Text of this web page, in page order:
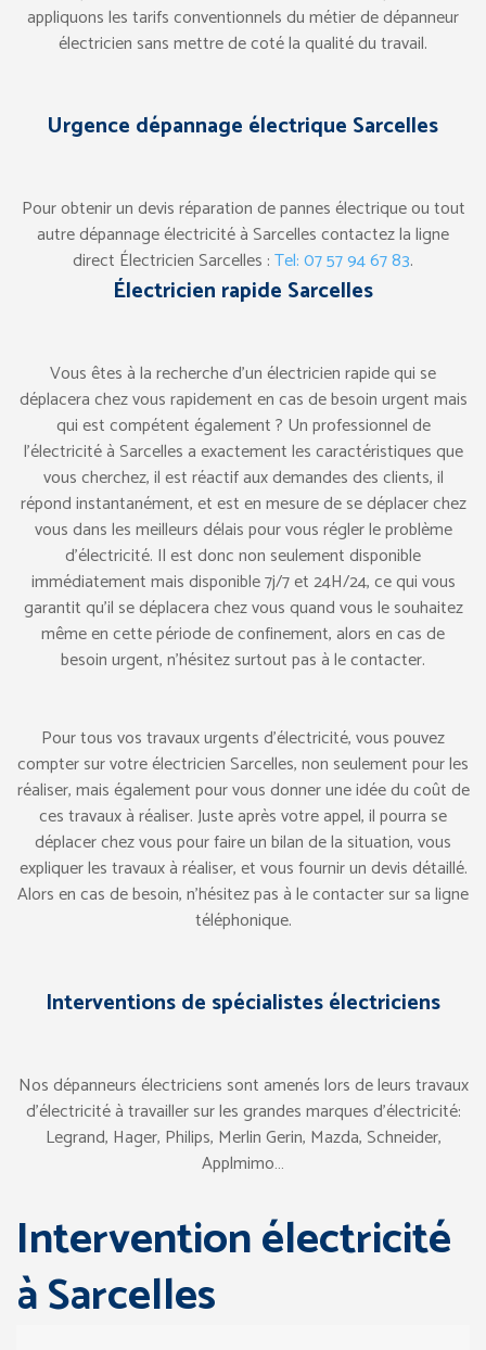
appliquons les tarifs conventionnels du métier de dépanneur
électricien sans mettre de coté la qualité du travail.
Urgence dépannage électrique Sarcelles
Pour obtenir un devis réparation de pannes électrique ou tout
autre dépannage électricité à Sarcelles contactez la ligne
direct Électricien Sarcelles :Tel: 07 57 94 67 83.
Électricien rapide Sarcelles
Vous êtes à la recherche d’un électricien rapide qui se
déplacera chez vous rapidement en cas de besoin urgent mais
qui est compétent également ? Un professionnel de
l’électricité à Sarcelles a exactement les caractéristiques que
vous cherchez, il est réactif aux demandes des clients, il
répond instantanément, et est en mesure de se déplacer chez
vous dans les meilleurs délais pour vous régler le problème
d’électricité. Il est donc non seulement disponible
immédiatement mais disponible 7j/7 et 24H/24, ce qui vous
garantit qu’il se déplacera chez vous quand vous le souhaitez
même en cette période de confinement, alors en cas de
besoin urgent, n’hésitez surtout pas à le contacter.
Pour tous vos travaux urgents d’électricité, vous pouvez
compter sur votre électricien Sarcelles, non seulement pour les
réaliser, mais également pour vous donner une idée du coût de
ces travaux à réaliser. Juste après votre appel, il pourra se
déplacer chez vous pour faire un bilan de la situation, vous
expliquer les travaux à réaliser, et vous fournir un devis détaillé.
Alors en cas de besoin, n’hésitez pas à le contacter sur sa ligne
téléphonique.
Interventions de spécialistes électriciens
Nos dépanneurs électriciens sont amenés lors de leurs travaux
d’électricité à travailler sur les grandes marques d’électricité:
Legrand, Hager, Philips, Merlin Gerin, Mazda, Schneider,
Applmimo…
Intervention électricité
à Sarcelles